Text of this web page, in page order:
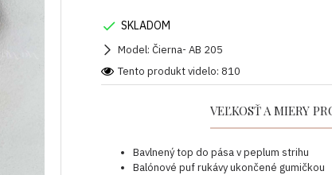
VEĽKOSŤ A MIERY
Bavlnený top do pása v peplum strihu
Balónové puf rukávy ukončené gumičkou
SKLADOM
Model: Čierna- AB 205
Tento produkt videlo: 810